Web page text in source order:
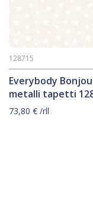
Everybody
metalli tapetti
128715
73,80 € /rll